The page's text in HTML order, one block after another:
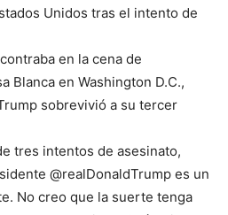
Unidos tras el intento de
en la cena de
Blanca en Washington D.C.,
sobrevivió a su tercer
tres intentos de asesinato,
@realDonaldTrump es un
No creo que la suerte tenga